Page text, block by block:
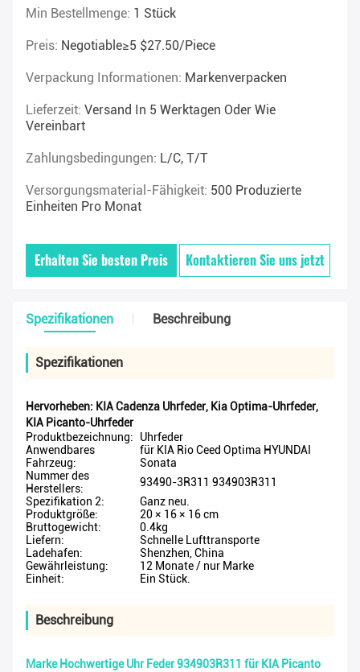
Min Bestellmenge: 1 Stück
Preis: Negotiable≥5 $27.50/piece
Verpackung Informationen: Markenverpacken
Lieferzeit: Versand In 5 Werktagen Oder Wie
Vereinbart
Zahlungsbedingungen: L/C, T/T
Versorgungsmaterial-Fähigkeit: 500 Produzierte
Einheiten Pro Monat
Erhalten Sie besten Preis Kontaktieren Sie uns jetzt
Spezifikationen Beschreibung
Spezifikationen
Hervorheben: KIA Cadenza Uhrfeder, Kia Optima-Uhrfeder,
KIA Picanto-Uhrfeder
Produktbezeichnung:
Uhrfeder
Anwendbares
Fahrzeug:
für KIA Rio Ceed Optima HYUNDAI
Sonata
Nummer des
Herstellers:
93490-3R311 934903R311
Spezifikation 2:
Ganz neu.
Produktgröße:
20 × 16 × 16 cm
Bruttogewicht:
0.4kg
Liefern:
Schnelle Lufttransporte
Ladehafen:
Shenzhen, China
Gewährleistung:
12 Monate / nur Marke
Einheit:
Ein Stück.
Beschreibung
Marke Hochwertige Uhr Feder 934903R311 für KIA Picanto